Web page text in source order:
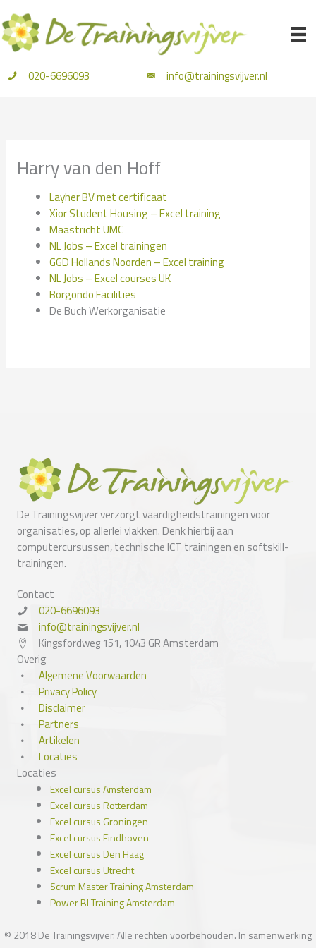
naar
de
inhoud
020-6696093 info@trainingsvijver.nl
Harry van den Hoff
Layher BV met certificaat
Xior Student Housing – Excel training
Maastricht UMC
NL Jobs – Excel trainingen
GGD Hollands Noorden – Excel training
NL Jobs – Excel courses UK
Borgondo Facilities
De Buch Werkorganisatie
De Trainingsvijver verzorgt vaardigheidstrainingen voor
organisaties, op allerlei vlakken. Denk hierbij aan
computercursussen, technische ICT trainingen en softskill-
trainingen.
Contact
020-6696093
info@trainingsvijver.nl
Kingsfordweg 151, 1043 GR Amsterdam
Overig
Algemene Voorwaarden
Privacy Policy
Disclaimer
Partners
Artikelen
Locaties
Locaties
Excel cursus Amsterdam
Excel cursus Rotterdam
Excel cursus Groningen
Excel cursus Eindhoven
Excel cursus Den Haag
Excel cursus Utrecht
Scrum Master Training Amsterdam
Power BI Training Amsterdam
© 2018 De Trainingsvijver. Alle rechten voorbehouden. In samenwerking